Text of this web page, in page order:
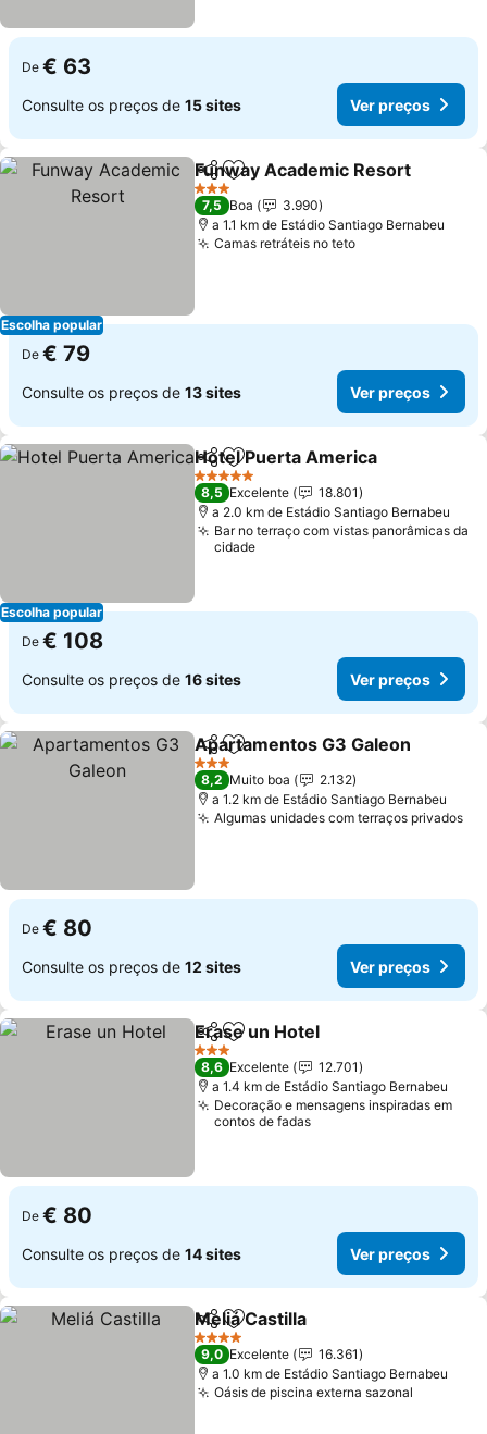
De € 63
Consulte os preços de 15 sites Ver preços
Escolha popular
PartilharAdicionar aos favoritos
Funway Academic Resort
3 Estrelas
7,5 Boa
3.990
a 1.1 km de Estádio Santiago Bernabeu
Camas retráteis no teto
De € 79
Consulte os preços de 13 sites Ver preços
Escolha popular
PartilharAdicionar aos favoritos
Hotel Puerta America
5 Estrelas
8,5 Excelente
18.801
a 2.0 km de Estádio Santiago Bernabeu
Bar no terraço com vistas panorâmicas da
cidade
De € 108
Consulte os preços de 16 sites Ver preços
PartilharAdicionar aos favoritos
Apartamentos G3 Galeon
3 Estrelas
8,2 Muito boa
2.132
a 1.2 km de Estádio Santiago Bernabeu
Algumas unidades com terraços privados
De € 80
Consulte os preços de 12 sites Ver preços
PartilharAdicionar aos favoritos
Erase un Hotel
3 Estrelas
8,6 Excelente
12.701
a 1.4 km de Estádio Santiago Bernabeu
Decoração e mensagens inspiradas em
contos de fadas
De € 80
Consulte os preços de 14 sites Ver preços
PartilharAdicionar aos favoritos
Meliá Castilla
4 Estrelas
9,0 Excelente
16.361
a 1.0 km de Estádio Santiago Bernabeu
Oásis de piscina externa sazonal